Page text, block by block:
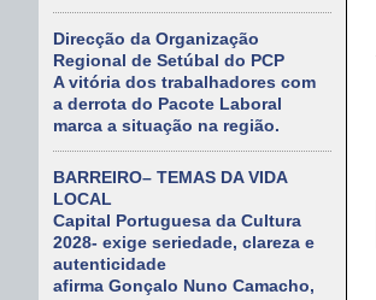
Direcção da Organização
Regional de Setúbal do PCP
A vitória dos trabalhadores com
a derrota do Pacote Laboral
marca a situação na região.
BARREIRO– TEMAS DA VIDA
LOCAL
Capital Portuguesa da Cultura
2028- exige seriedade, clareza e
autenticidade
afirma Gonçalo Nuno Camacho,